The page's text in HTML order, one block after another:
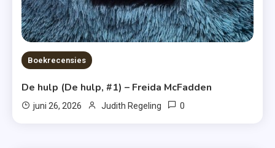
Boekrecensies
De hulp (De hulp, #1) – Freida McFadden
juni 26, 2026 Judith Regeling 0